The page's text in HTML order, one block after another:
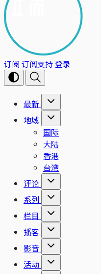
订阅 订阅支持登录
最新
地域
国际
大陆
香港
台湾
评论
系列
栏目
播客
影音
活动